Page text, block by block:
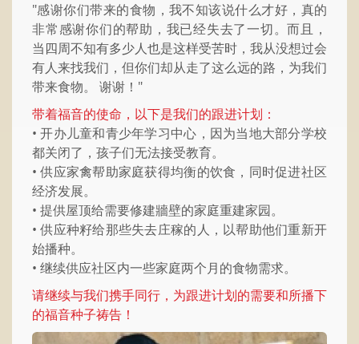
"感谢你们带来的食物，我不知该说什么才好，真的
非常感谢你们的帮助，我已经失去了一切。而且，
当四周不知有多少人也是这样受苦时，我从没想过会
有人来找我们，但你们却从走了这么远的路，为我们
带来食物。 谢谢！"
带着福音的使命，以下是我们的跟进计划：
• 开办儿童和青少年学习中心，因为当地大部分学校
都关闭了，孩子们无法接受教育。
• 供应家禽帮助家庭获得均衡的饮食，同时促进社区
经济发展。
• 提供屋顶给需要修建牆壁的家庭重建家园。
• 供应种籽给那些失去庄稼的人，以帮助他们重新开
始播种。
• 继续供应社区内一些家庭两个月的食物需求。
请继续与我们携手同行，为跟进计划的需要和所播下
的福音种子祷告！